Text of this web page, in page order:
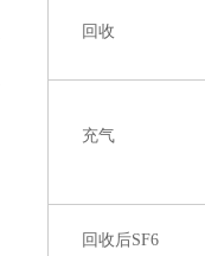
回收
充气
回收后SF6